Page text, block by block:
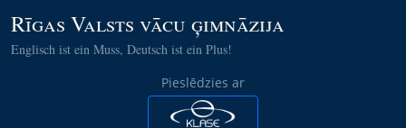
Rīgas Valsts vācu ģimnāzija
Englisch ist ein Muss, Deutsch ist ein Plus!
Pieslēdzies ar